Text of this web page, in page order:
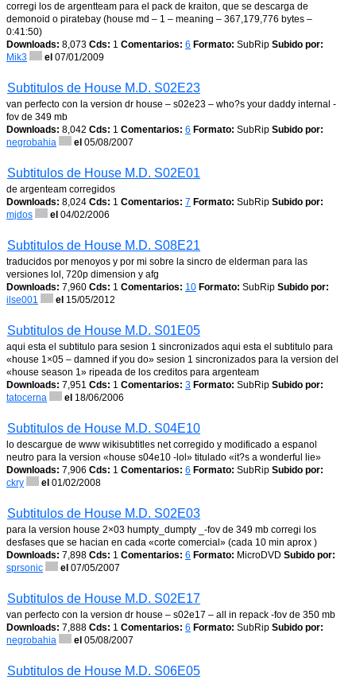
corregi los de argentteam para el pack de kraiton, que se descarga de
demonoid o piratebay (house md – 1 – meaning – 367,179,776 bytes –
0:41:50)
Downloads: 8,073 Cds: 1 Comentarios: 6 Formato: SubRip Subido por:
Mik3
el 07/01/2009
Subtitulos de House M.D. S02E23
van perfecto con la version dr house – s02e23 – who?s your daddy internal -
fov de 349 mb
Downloads: 8,042 Cds: 1 Comentarios: 6 Formato: SubRip Subido por:
negrobahia
el 05/08/2007
Subtitulos de House M.D. S02E01
de argenteam corregidos
Downloads: 8,024 Cds: 1 Comentarios: 7 Formato: SubRip Subido por:
mjdos
el 04/02/2006
Subtitulos de House M.D. S08E21
traducidos por menoyos y por mi sobre la sincro de elderman para las
versiones lol, 720p dimension y afg
Downloads: 7,960 Cds: 1 Comentarios: 10 Formato: SubRip Subido por:
ilse001
el 15/05/2012
Subtitulos de House M.D. S01E05
aqui esta el subtitulo para sesion 1 sincronizados aqui esta el subtitulo para
«house 1×05 – damned if you do» sesion 1 sincronizados para la version del
«house season 1» ripeada de los creditos para argenteam
Downloads: 7,951 Cds: 1 Comentarios: 3 Formato: SubRip Subido por:
tatocerna
el 18/06/2006
Subtitulos de House M.D. S04E10
lo descargue de www wikisubtitles net corregido y modificado a espanol
neutro para la version «house s04e10 -lol» titulado «it?s a wonderful lie»
Downloads: 7,906 Cds: 1 Comentarios: 6 Formato: SubRip Subido por:
ckry
el 01/02/2008
Subtitulos de House M.D. S02E03
para la version house 2×03 humpty_dumpty _-fov de 349 mb corregi los
desfases que se hacian en cada «corte comercial» (cada 10 min aprox )
Downloads: 7,898 Cds: 1 Comentarios: 6 Formato: MicroDVD Subido por:
sprsonic
el 07/05/2007
Subtitulos de House M.D. S02E17
van perfecto con la version dr house – s02e17 – all in repack -fov de 350 mb
Downloads: 7,888 Cds: 1 Comentarios: 6 Formato: SubRip Subido por:
negrobahia
el 05/08/2007
Subtitulos de House M.D. S06E05